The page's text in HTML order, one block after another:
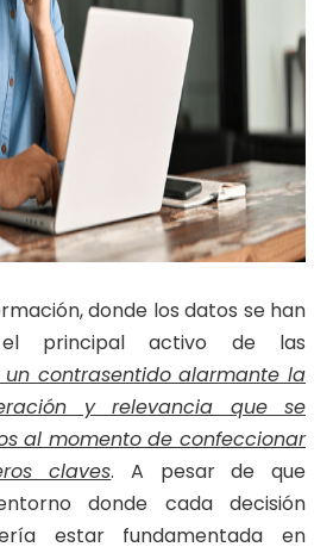
donde los datos se han
principal activo de las
un contrasentido alarmante la
y relevancia que se
al momento de confeccionar
claves. A pesar de que
donde cada decisión
estar fundamentada en